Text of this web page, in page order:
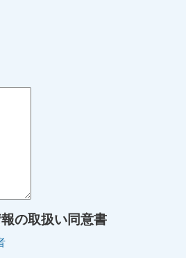
の取扱い同意書